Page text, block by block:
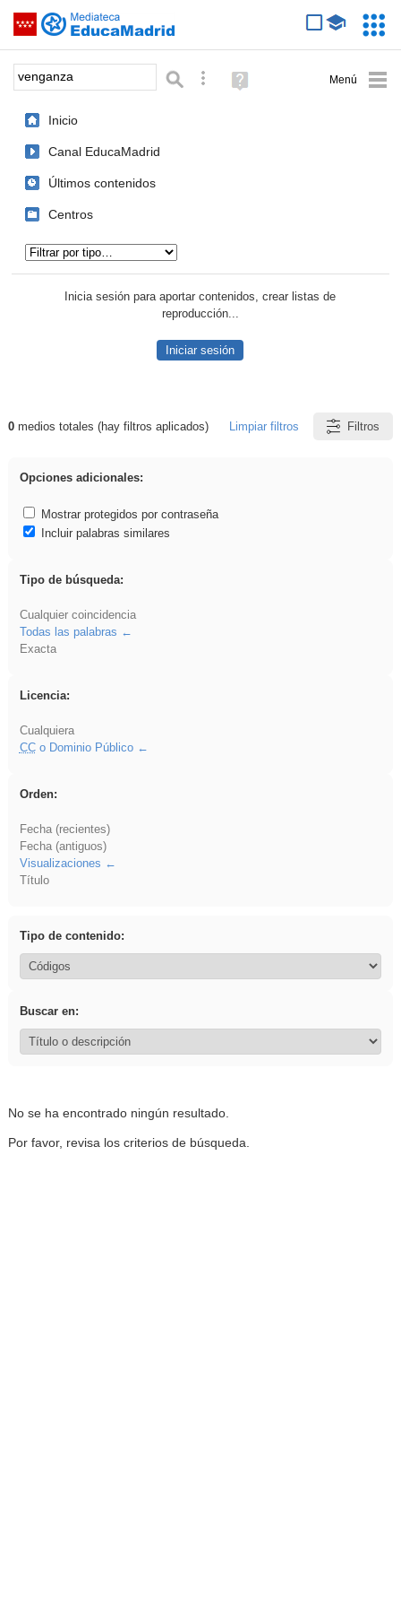
Saltar navegación
Palabra o frase: Búsqueda avanzada
Ayuda
(en
Inicio
Canal EducaMadrid
Últimos contenidos
Centros
Inicia sesión para aportar contenidos, crear listas de
reproducción...
Iniciar sesión
Resultados de: venganza
0medios totales (hay filtros aplicados) Limpiar filtros Filtros
Opciones adicionales:
Mostrar protegidos por contraseña
Incluir palabras similares
Tipo de búsqueda:
Cualquier coincidencia
Todas las palabras
Exacta
Licencia:
Cualquiera
CCo Dominio Público
Orden:
Fecha (recientes)
Fecha (antiguos)
Visualizaciones
Título
Tipo de contenido:
Buscar en:
No se ha encontrado ningún resultado.
Por favor, revisa los criterios de búsqueda.